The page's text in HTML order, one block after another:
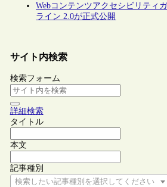
Webコンテンツアクセシビリティ
ライン 2.0が正式公開
サイト内検索
検索フォーム
詳細検索
タイトル
本文
記事種別
検索したい記事種別を選択してください